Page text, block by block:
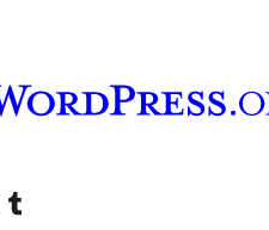
ကျွန်ုပ်တို့၏ Tumblr အကောင့်သို့ ဝင်ရောက်ကြည့်ရှုရန်